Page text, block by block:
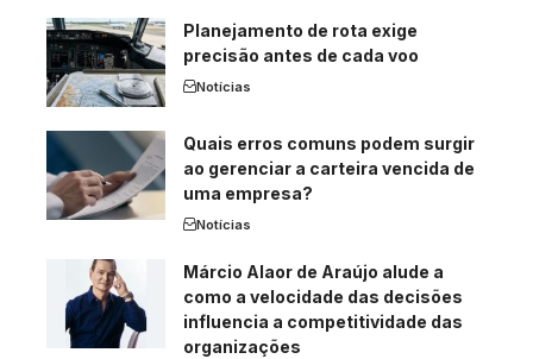
Planejamento de rota exige
precisão antes de cada voo
Notícias
Quais erros comuns podem surgir
ao gerenciar a carteira vencida de
uma empresa?
Notícias
Márcio Alaor de Araújo alude a
como a velocidade das decisões
influencia a competitividade das
organizações